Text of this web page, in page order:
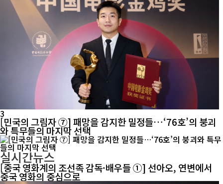
3
[민국의 그림자 ⑦] 패망을 감지한 밀정들…‘76호’의 붕괴
와 특무들의 마지막 선택
실시간뉴스
[중국 영화계의 조선족 감독·배우들 ①] 선아오, 연변에서
중국 영화의 중심으로